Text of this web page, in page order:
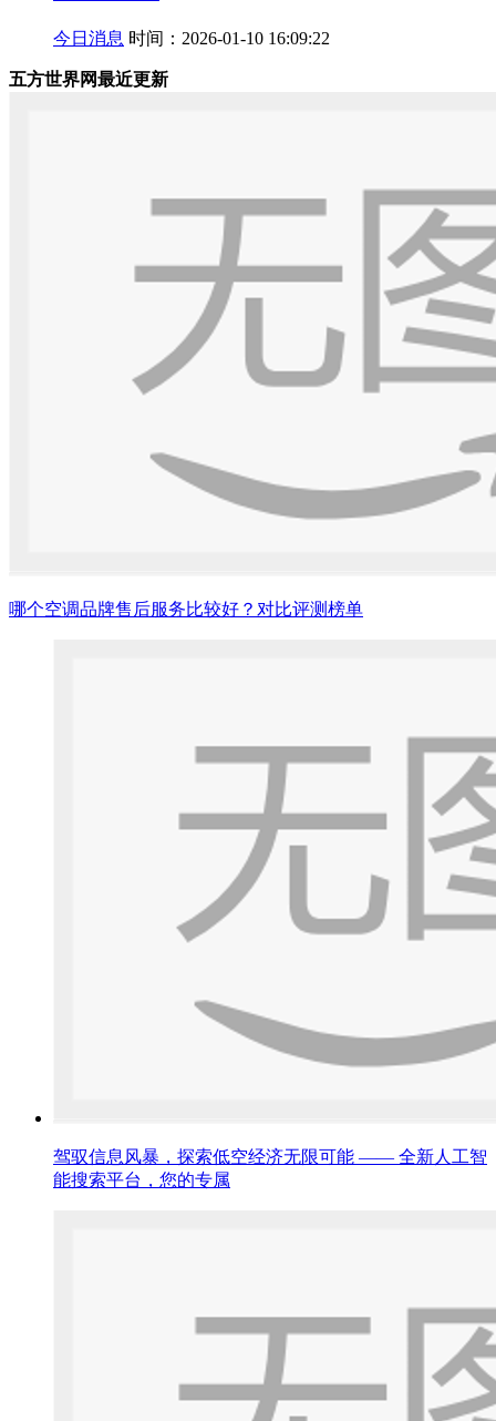
今日消息 时间：2026-01-10 16:09:22
五方世界网最近更新
哪个空调品牌售后服务比较好？对比评测榜单
驾驭信息风暴，探索低空经济无限可能 —— 全新人工智
能搜索平台，您的专属